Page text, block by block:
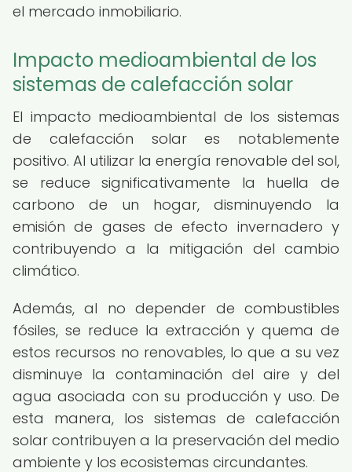
el mercado inmobiliario.
Impacto medioambiental de los
sistemas de calefacción solar
El impacto medioambiental de los sistemas
de calefacción solar es notablemente
positivo. Al utilizar la energía renovable del sol,
se reduce significativamente la huella de
carbono de un hogar, disminuyendo la
emisión de gases de efecto invernadero y
contribuyendo a la mitigación del cambio
climático.
Además, al no depender de combustibles
fósiles, se reduce la extracción y quema de
estos recursos no renovables, lo que a su vez
disminuye la contaminación del aire y del
agua asociada con su producción y uso. De
esta manera, los sistemas de calefacción
solar contribuyen a la preservación del medio
ambiente y los ecosistemas circundantes.